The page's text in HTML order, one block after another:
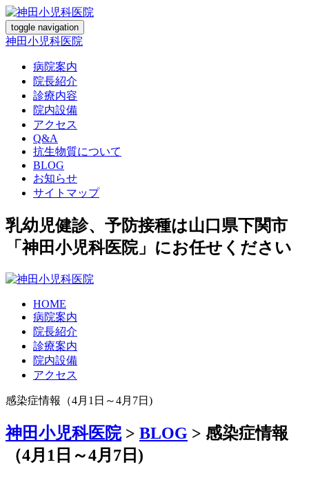
toggle navigation
神田小児科医院
病院案内
院長紹介
診療内容
院内設備
アクセス
Q&A
抗生物質について
BLOG
お知らせ
サイトマップ
乳幼児健診、予防接種は山口県下関市
「神田小児科医院」にお任せください
HOME
病院案内
院長紹介
診療案内
院内設備
アクセス
感染症情報（4月1日～4月7日)
神田小児科医院> BLOG > 感染症情報
（4月1日～4月7日)